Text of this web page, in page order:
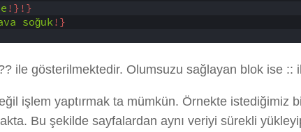
!}!}
soğuk!}
ile gösterilmektedir. Olumsuzu sağlayan blok ise ::
işlem yaptırmak ta mümkün. Örnekte
Bu şekilde sayfalardan aynı veriyi sürekli